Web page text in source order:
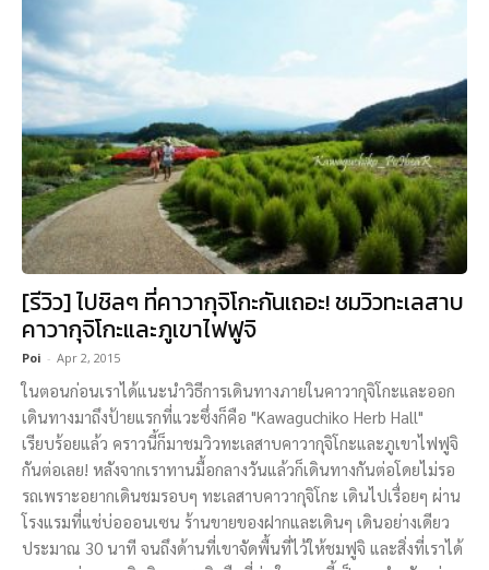
[รีวิว] ไปชิลๆ ที่คาวากุจิโกะกันเถอะ! ชมวิวทะเลสาบ
คาวากุจิโกะและภูเขาไฟฟูจิ
Poi - Apr 2, 2015
ในตอนก่อนเราได้แนะนำวิธีการเดินทางภายในคาวากุจิโกะและออก
เดินทางมาถึงป้ายแรกที่แวะซึ่งก็คือ "Kawaguchiko Herb Hall"
เรียบร้อยแล้ว คราวนี้ก็มาชมวิวทะเลสาบคาวากุจิโกะและภูเขาไฟฟูจิ
กันต่อเลย! หลังจากเราทานมื้อกลางวันแล้วก็เดินทางกันต่อโดยไม่รอ
รถเพราะอยากเดินชมรอบๆ ทะเลสาบคาวากุจิโกะ เดินไปเรื่อยๆ ผ่าน
โรงแรมที่แช่บ่อออนเซน ร้านขายของฝากและเดินๆ เดินอย่างเดียว
ประมาณ 30 นาที จนถึงด้านที่เขาจัดพื้นที่ไว้ให้ชมฟูจิ และสิ่งที่เราได้